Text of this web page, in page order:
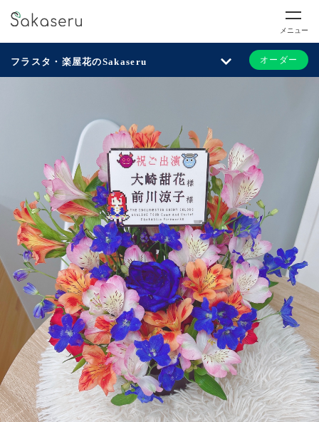
メニュー
フラスタ・楽屋花のSakaseru オーダー